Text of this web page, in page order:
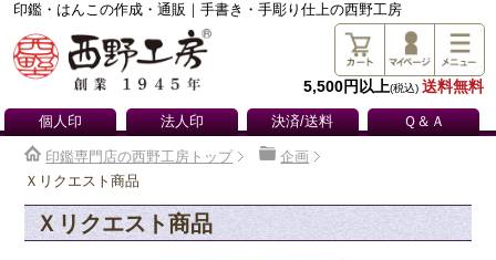
印鑑・はんこの作成・通販｜手書き・手彫り仕上の西野工房
5,500円以上(税込) 送料無料
個人印 法人印 決済/送料 Ｑ＆Ａ
印鑑専門店の西野工房トップ
企画
Ｘリクエスト商品
Ｘリクエスト商品